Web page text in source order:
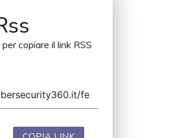
copiare il link RSS